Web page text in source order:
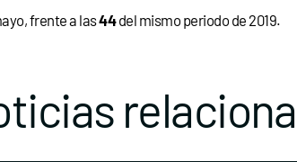
frente a las44del mismo periodo de 2019.